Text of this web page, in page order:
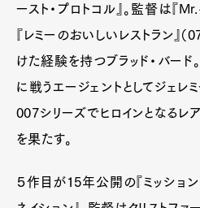
ースト・プロトコル』。監督は『Mr.
『レミーのおいしいレストラン』
けた経験を持つブラッド・バード
に戦うエージェントとしてジェレ
007シリーズでヒロインとなるレ
を果たす。
５作目が15年公開の『ミッション